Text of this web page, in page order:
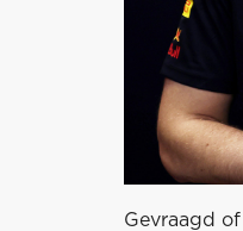
Gevraagd